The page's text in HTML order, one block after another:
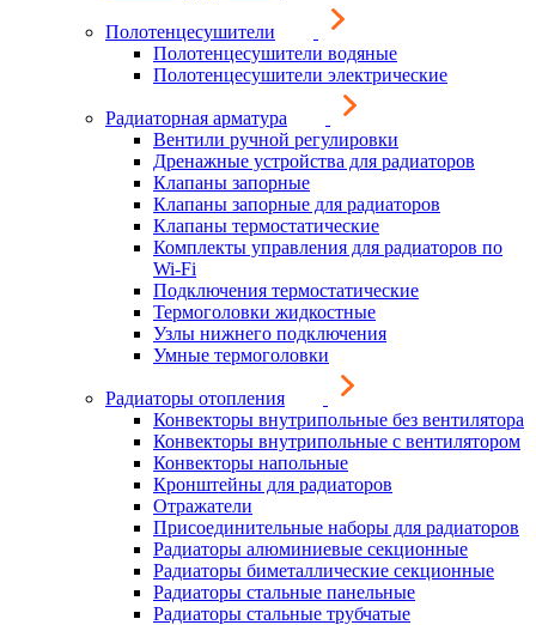
Полотенцесушители
Полотенцесушители водяные
Полотенцесушители электрические
Радиаторная арматура
Вентили ручной регулировки
Дренажные устройства для радиаторов
Клапаны запорные
Клапаны запорные для радиаторов
Клапаны термостатические
Комплекты управления для радиаторов по
Wi-Fi
Подключения термостатические
Термоголовки жидкостные
Узлы нижнего подключения
Умные термоголовки
Радиаторы отопления
Конвекторы внутрипольные без вентилятора
Конвекторы внутрипольные с вентилятором
Конвекторы напольные
Кронштейны для радиаторов
Отражатели
Присоединительные наборы для радиаторов
Радиаторы алюминиевые секционные
Радиаторы биметаллические секционные
Радиаторы стальные панельные
Радиаторы стальные трубчатые